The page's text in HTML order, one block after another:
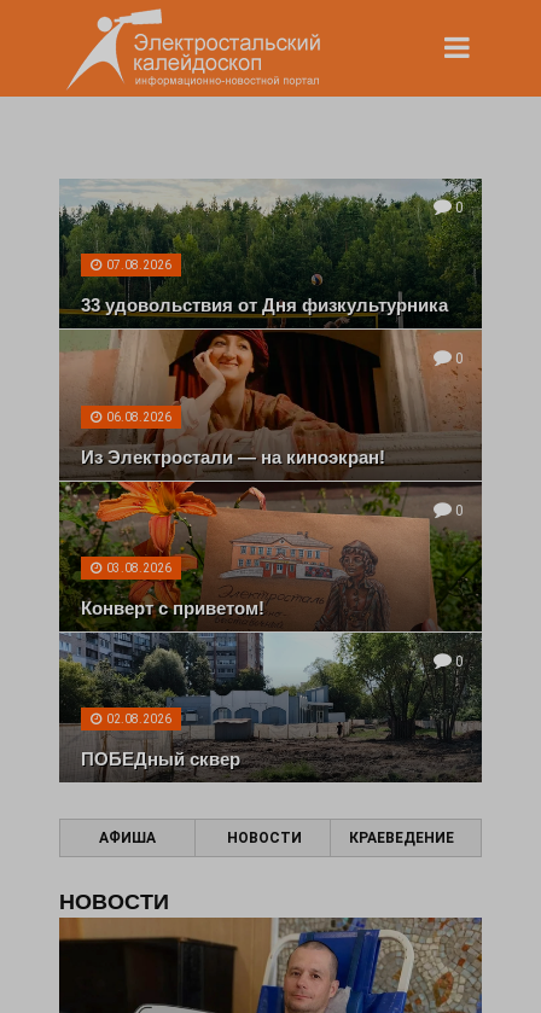
0
07.08.2026
33 удовольствия от Дня физкультурника
0
06.08.2026
Из Электростали — на киноэкран!
0
03.08.2026
Конверт с приветом!
0
02.08.2026
ПОБЕДный сквер
АФИША НОВОСТИ КРАЕВЕДЕНИЕ
НОВОСТИ